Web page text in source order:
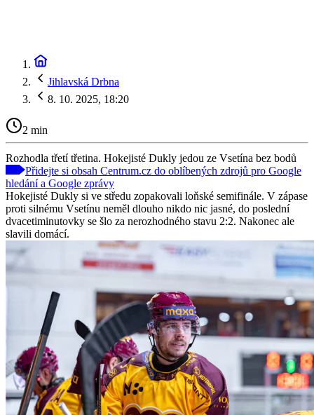
Jihlavská Drbna
8. 10. 2025, 18:20
2 min
Rozhodla třetí třetina. Hokejisté Dukly jedou ze Vsetína bez bodů
Přidejte si obsah Centrum.cz do oblíbených zdrojů pro Google
hledání a Google zprávy
Hokejisté Dukly si ve středu zopakovali loňské semifinále. V zápase
proti silnému Vsetínu neměl dlouho nikdo nic jasné, do poslední
dvacetiminutovky se šlo za nerozhodného stavu 2:2. Nakonec ale
slavili domácí.